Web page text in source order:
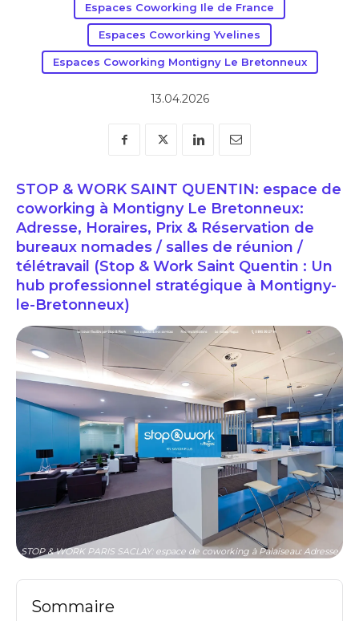
Espaces Coworking Ile de France
Espaces Coworking Yvelines
Espaces Coworking Montigny Le Bretonneux
13.04.2026
STOP & WORK SAINT QUENTIN: espace de
coworking à Montigny Le Bretonneux:
Adresse, Horaires, Prix & Réservation de
bureaux nomades / salles de réunion /
télétravail (Stop & Work Saint Quentin : Un
hub professionnel stratégique à Montigny-
le-Bretonneux)
STOP & WORK PARIS SACLAY: espace de coworking à Palaiseau: Adresse
Sommaire